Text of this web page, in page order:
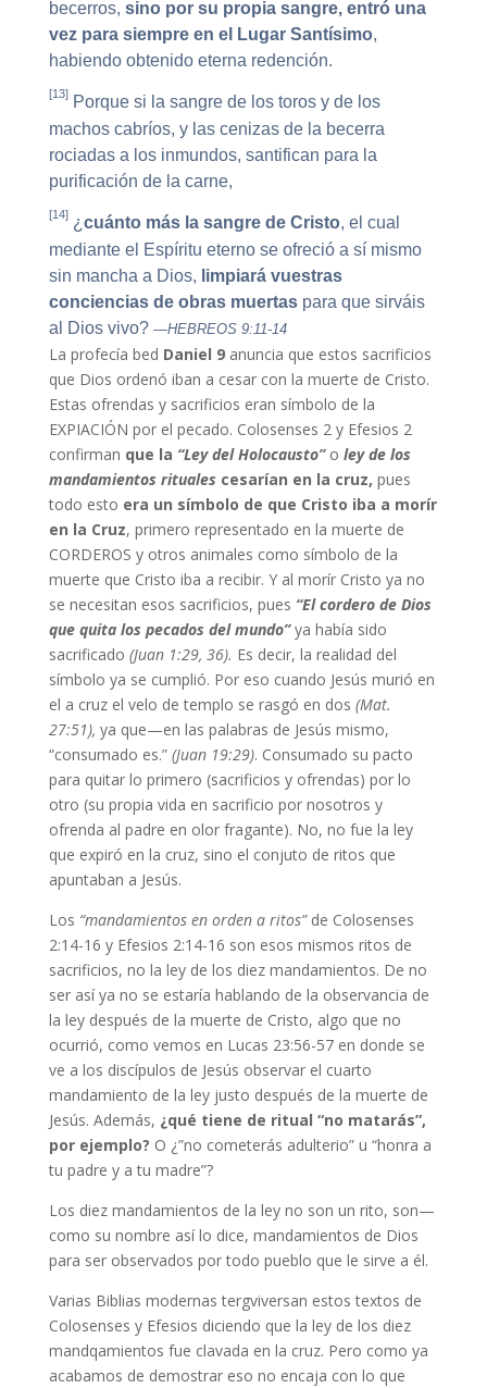
becerros, sino por su propia sangre, entró una
vez para siempre en el Lugar Santísimo,
habiendo obtenido eterna redención.
[13]Porque si la sangre de los toros y de los
machos cabríos, y las cenizas de la becerra
rociadas a los inmundos, santifican para la
purificación de la carne,
[14] ¿ cuánto más la sangre de Cristo, el cual
mediante el Espíritu eterno se ofreció a sí mismo
sin mancha a Dios, limpiará vuestras
conciencias de obras muertaspara que sirváis
al Dios vivo? —HEBREOS 9:11-14
La profecía bed Daniel 9 anuncia que estos sacrificios
que Dios ordenó iban a cesar con la muerte de Cristo.
Estas ofrendas y sacrificios eran símbolo de la
EXPIACIÓN por el pecado. Colosenses 2 y Efesios 2
confirman que la “Ley del Holocausto” o ley de los
mandamientos rituales cesarían en la cruz, pues
todo esto era un símbolo de que Cristo iba a morír
en la Cruz, primero representado en la muerte de
CORDEROS y otros animales como símbolo de la
muerte que Cristo iba a recibir. Y al morír Cristo ya no
se necesitan esos sacrificios, pues “El cordero de Dios
que quita los pecados del mundo” ya había sido
sacrificado (Juan 1:29, 36). Es decir, la realidad del
símbolo ya se cumplió. Por eso cuando Jesús murió en
el a cruz el velo de templo se rasgó en dos (Mat.
27:51), ya que—en las palabras de Jesús mismo,
“consumado es.”(Juan 19:29). Consumado su pacto
para quitar lo primero (sacrificios y ofrendas) por lo
otro (su propia vida en sacrificio por nosotros y
ofrenda al padre en olor fragante). No, no fue la ley
que expiró en la cruz, sino el conjuto de ritos que
apuntaban a Jesús.
Los “mandamientos en orden a ritos”de Colosenses
2:14-16 y Efesios 2:14-16 son esos mismos ritos de
sacrificios, no la ley de los diez mandamientos. De no
ser así ya no se estaría hablando de la observancia de
la ley después de la muerte de Cristo, algo que no
ocurrió, como vemos en Lucas 23:56-57 en donde se
ve a los discípulos de Jesús observar el cuarto
mandamiento de la ley justo después de la muerte de
Jesús. Además, ¿qué tiene de ritual “no matarás”,
por ejemplo? O ¿”no cometerás adulterio” u “honra a
tu padre y a tu madre”?
Los diez mandamientos de la ley no son un rito, son—
como su nombre así lo dice, mandamientos de Dios
para ser observados por todo pueblo que le sirve a él.
Varias Biblias modernas tergviversan estos textos de
Colosenses y Efesios diciendo que la ley de los diez
mandqamientos fue clavada en la cruz. Pero como ya
acabamos de demostrar eso no encaja con lo que